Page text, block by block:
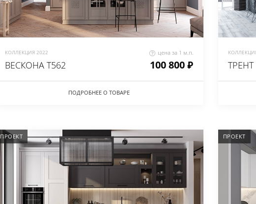
КОЛЛЕКЦИЯ 2022 цена за 1 м.п.
ВЕСКОНА Т562 100 800 ₽
ПОДРОБНЕЕ О ТОВАРЕ
ТРЕНТ
ПРОЕКТ ПРОЕКТ